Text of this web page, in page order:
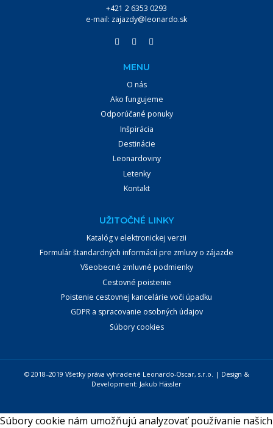
VYHĽADÁVANIE:
+421 2 6353 0293
e-mail: zajazdy@leonardo.sk
MENU
O nás
Ako fungujeme
Odporúčané ponuky
Inšpirácia
Destinácie
Leonardoviny
Letenky
Kontakt
UŽITOČNÉ LINKY
Katalóg v elektronickej verzii
Formulár štandardných informácií pre zmluvy o zájazde
Všeobecné zmluvné podmienky
Cestovné poistenie
Poistenie cestovnej kancelárie voči úpadku
GDPR a spracovanie osobných údajov
Súbory cookies
© 2018–2019 Všetky práva vyhradené Leonardo-Oscar, s.r.o. | Design &
Development: Jakub Hässler
Súbory cookie nám umožňujú analyzovať používanie našich